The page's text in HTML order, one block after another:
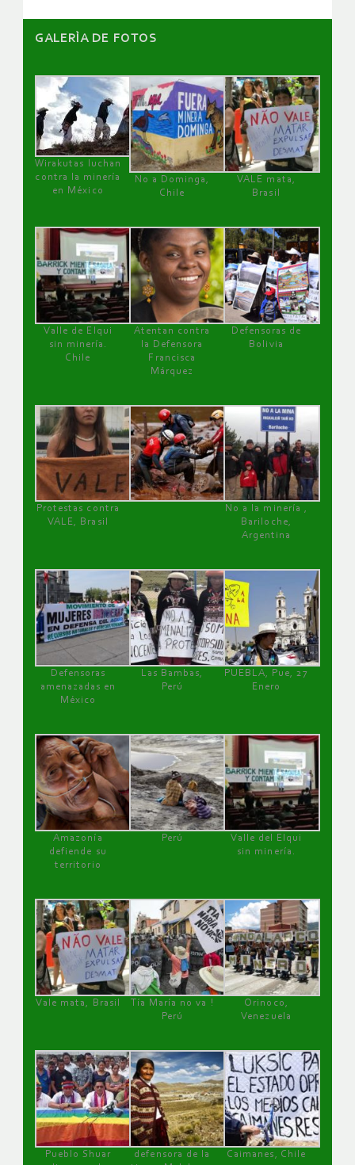
GALERÌA DE FOTOS
Wirakutas luchan
contra la minería
en México
No a Dominga,
Chile
VALE mata,
Brasil
Valle de Elqui
sin minería.
Chile
Atentan contra
la Defensora
Francisca
Márquez
Defensoras de
Bolivia
Protestas contra
VALE, Brasil
No a la minería ,
Bariloche,
Argentina
Defensoras
amenazadas en
México
Las Bambas,
Perú
PUEBLA, Pue, 27
Enero
Amazonía
defiende su
territorio
Perú
Valle del Elqui
sin minería.
Vale mata, Brasil
Tía María no va !
Perú
Orinoco,
Venezuela
Pueblo Shuar
defensora de la
Caimanes, Chile